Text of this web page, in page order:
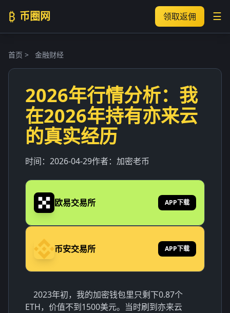
₿ 币圈网 领取返佣 ☰
首页 > 金融财经
2026年行情分析：我
在2026年持有亦来云
的真实经历
时间： 2026-04-29作者： 加密老币
欧易交易所 APP下载
币安交易所 APP下载
2023年初，我的加密钱包里只剩下0.87个
ETH，价值不到1500美元。当时刷到亦来云